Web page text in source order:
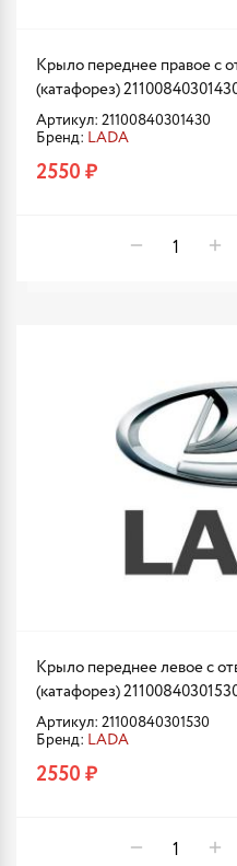
Крыло переднее правое с
(катафорез)
Артикул: 21100840301430
Бренд: LADA
2550 ₽
Крыло переднее левое с
(катафорез)
Артикул: 21100840301530
Бренд: LADA
2550 ₽